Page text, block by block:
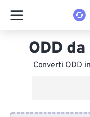
ODD
Converti ODD